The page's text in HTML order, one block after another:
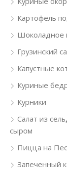
Картофель
Шоколадное
Грузинский
Капустные
Куриные
Курники
Салат из
сыром
Пицца на
Запеченный